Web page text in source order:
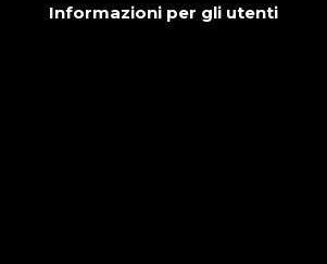
Informazioni per gli utenti